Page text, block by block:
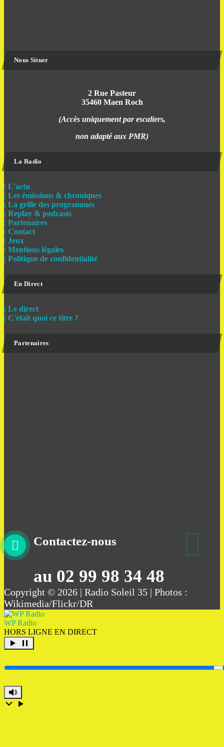
Nous Situer
2 Rue Pasteur
35460 Maen Roch
(Accès uniquement par escaliers,
non adapté aux PMR)
La Radio
| L'actu
| Les émissions & chroniques
| La grille des programmes
| Replay & podcasts
| Partenaires
| Contact
| Jeux
| Mentions légales
| Politique de confidentialité
En Direct
| Le direct
| C'était quoi ce titre ?
Partenaires
Contactez-nous
au 02 99 98 34 48
Copyright © 2026 | Radio Soleil 35 | Photos :
Wikimedia/Flickr/DR
WP Radio
HORS LIGNE EN DIRECT